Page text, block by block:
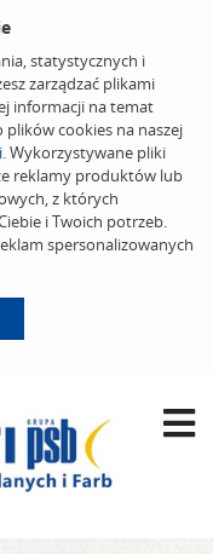
statystycznych i
zarządzać plikami
informacji na temat
cookies na naszej
. Wykorzystywane pliki
reklamy produktów lub
z których
i Twoich potrzeb.
spersonalizowanych